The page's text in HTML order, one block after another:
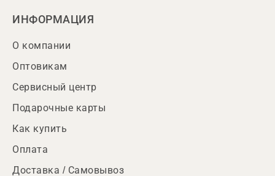
ИНФОРМАЦИЯ
О компании
Оптовикам
Сервисный центр
Подарочные карты
Как купить
Оплата
Доставка / Самовывоз